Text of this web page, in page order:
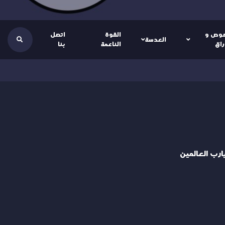
و
العدسة
القوة
الناعمة
اتصل
بنا
العالمين